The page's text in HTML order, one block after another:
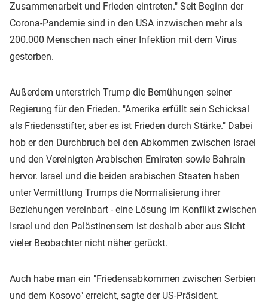
Zusammenarbeit und Frieden eintreten." Seit Beginn der
Corona-Pandemie sind in den USA inzwischen mehr als
200.000 Menschen nach einer Infektion mit dem Virus
gestorben.
Außerdem unterstrich Trump die Bemühungen seiner
Regierung für den Frieden. "Amerika erfüllt sein Schicksal
als Friedensstifter, aber es ist Frieden durch Stärke." Dabei
hob er den Durchbruch bei den Abkommen zwischen Israel
und den Vereinigten Arabischen Emiraten sowie Bahrain
hervor. Israel und die beiden arabischen Staaten haben
unter Vermittlung Trumps die Normalisierung ihrer
Beziehungen vereinbart - eine Lösung im Konflikt zwischen
Israel und den Palästinensern ist deshalb aber aus Sicht
vieler Beobachter nicht näher gerückt.
Auch habe man ein "Friedensabkommen zwischen Serbien
und dem Kosovo" erreicht, sagte der US-Präsident.